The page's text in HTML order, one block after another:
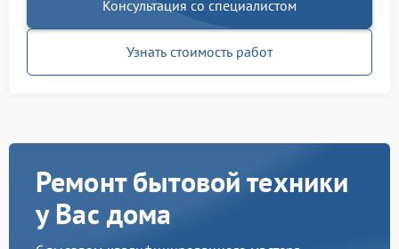
Консультация со специалистом
Узнать стоимость работ
Ремонт бытовой техники
у Вас дома